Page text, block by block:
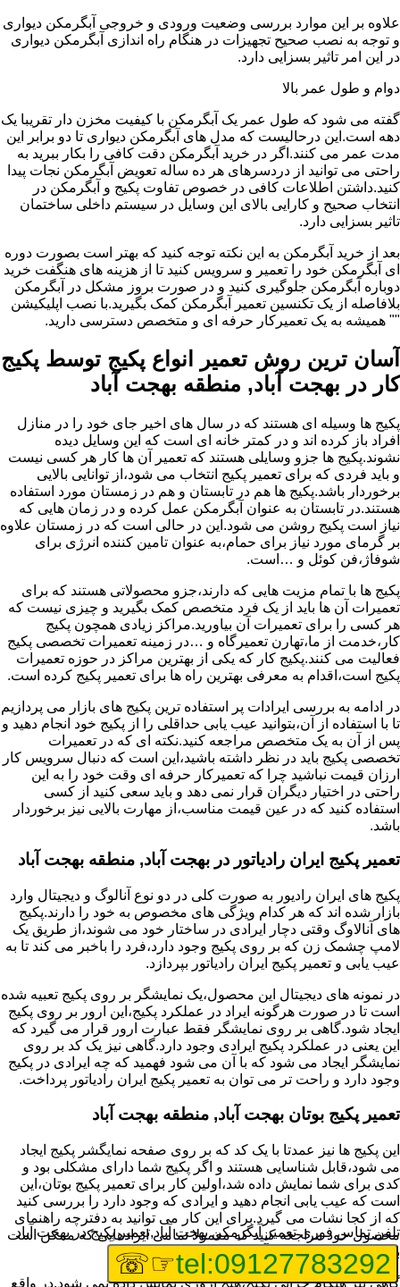
علاوه بر این موارد بررسی وضعیت ورودی و خروجی آبگرمکن دیواری
و توجه به نصب صحیح تجهیزات در هنگام راه اندازی آبگرمکن دیواری
در این امر تاثیر بسزایی دارد.
دوام و طول عمر بالا
گفته می شود که طول عمر یک آبگرمکن با کیفیت مخزن دار تقریبا یک
دهه است.این درحالیست که مدل های آبگرمکن دیواری تا دو برابر این
مدت عمر می کنند.اگر در خرید آبگرمکن دقت کافی را بکار ببرید به
راحتی می توانید از دردسرهای هر ده ساله تعویض آبگرمکن نجات پیدا
کنید.داشتن اطلاعات کافی در خصوص تفاوت پکیج و آبگرمکن در
انتخاب صحیح و کارایی بالای این وسایل در سیستم داخلی ساختمان
تاثیر بسزایی دارد.
بعد از خرید آبگرمکن به این نکته توجه کنید که بهتر است بصورت دوره
ای آبگرمکن خود را تعمیر و سرویس کنید تا از هزینه های هنگفت خرید
دوباره آبگرمکن جلوگیری کنید و در صورت بروز مشکل در آبگرمکن
بلافاصله از یک تکنسین تعمیر آبگرمکن کمک بگیرید.با نصب اپلیکیشن
"" همیشه به یک تعمیرکار حرفه ای و متخصص دسترسی دارید.
آسان ترین روش تعمیر انواع پکیج توسط پکیج
کار در بهجت آباد, منطقه بهجت آباد
پکیج ها وسیله ای هستند که در سال های اخیر جای خود را در منازل
افراد باز کرده اند و در کمتر خانه ای است که این وسایل دیده
نشوند.پکیج ها جزو وسایلی هستند که تعمیر آن ها کار هر کسی نیست
و باید فردی که برای تعمیر پکیج انتخاب می شود،از توانایی بالایی
برخوردار باشد.پکیج ها هم در تابستان و هم در زمستان مورد استفاده
هستند.در تابستان به عنوان آبگرمکن عمل کرده و در زمان هایی که
نیاز است پکیج روشن می شود.این در حالی است که در زمستان علاوه
بر گرمای مورد نیاز برای حمام،به عنوان تامین کننده انرژی برای
شوفاژ،فن کوئل و …است.
پکیج ها با تمام مزیت هایی که دارند،جزو محصولاتی هستند که برای
تعمیرات آن ها باید از یک فرد متخصص کمک بگیرید و چیزی نیست که
هر کسی را برای تعمیرات آن بیاورید.مراکز زیادی همچون پکیج
کار،خدمت از ما،تهارن تعمیرگاه و …در زمینه تعمیرات تخصصی پکیج
فعالیت می کنند.پکیج کار که یکی از بهترین مراکز در حوزه تعمیرات
پکیج است،اقدام به معرفی بهترین راه ها برای تعمیر پکیج کرده است.
در ادامه به بررسی ایرادات پر استفاده ترین پکیج های بازار می پردازیم
تا با استفاده از آن،بتوانید عیب یابی حداقلی را از پکیج خود انجام دهید و
پس از آن به یک متخصص مراجعه کنید.نکته ای که در تعمیرات
تخصصی پکیج باید در نظر داشته باشید،این است که دنبال سرویس کار
ارزان قیمت نباشید چرا که تعمیرکار حرفه ای وقت خود را به این
راحتی در اختیار دیگران قرار نمی دهد و باید سعی کنید از کسی
استفاده کنید که در عین قیمت مناسب،از مهارت بالایی نیز برخوردار
باشد.
تعمیر پکیج ایران رادیاتور در بهجت آباد, منطقه بهجت آباد
پکیج های ایران رادیور به صورت کلی در دو نوع آنالوگ و دیجیتال وارد
بازار شده اند که هر کدام ویژگی های مخصوص به خود را دارند.پکیج
های آنالاوگ وقتی دچار ایرادی در ساختار خود می شوند،از طریق یک
لامپ چشمک زن که بر روی پکیج وجود دارد،فرد را باخبر می کند تا به
عیب یابی و تعمیر پکیج ایران رادیاتور بپردازد.
در نمونه های دیجیتال این محصول،یک نمایشگر بر روی پکیج تعبیه شده
است تا در صورت هرگونه ایراد در عملکرد پکیج،این ارور بر روی پکیج
ایجاد شود.گاهی بر روی نمایشگر فقط عبارت ارور قرار می گیرد که
این یعنی در عملکرد پکیج ایرادی وجود دارد.گاهی نیز یک کد بر روی
نمایشگر ایجاد می شود که با آن می شود فهمید که چه ایرادی در پکیج
وجود دارد و راحت تر می توان به تعمیر پکیج ایران رادیاتور پرداخت.
تعمیر پکیج بوتان بهجت آباد, منطقه بهجت آباد
این پکیج ها نیز عمدتا با یک کد که بر روی صفحه نمایگشر پکیج ایجاد
می شود،قابل شناسایی هستند و اگر پکیج شما دارای مشکلی بود و
کدی برای شما نمایش داده شد،اولین کار برای تعمیر پکیج بوتان،این
است که عیب یابی انجام دهید و ایرادی که وجود دارد را بررسی کنید
که از کجا نشات می گیرد.برای این کار می توانید به دفترچه راهنمای
محصول خود مراجعه کنید که معمولا تمامی ایرادهایی که ممکن است
برای پکیج پیش بیاید در آن قرار گرفته است.
گاهی نیز هنگام خرابی پکیج،هیچ اروری نمایش داده نمی شود.در واقع
تلفن تماس فوریتعمیر آبگرمکن بهجت آباد,تعمیر پکیج در بهجت آباد
tel:09127783292
☞☏